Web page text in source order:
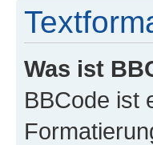
Was ist
BBCode ist